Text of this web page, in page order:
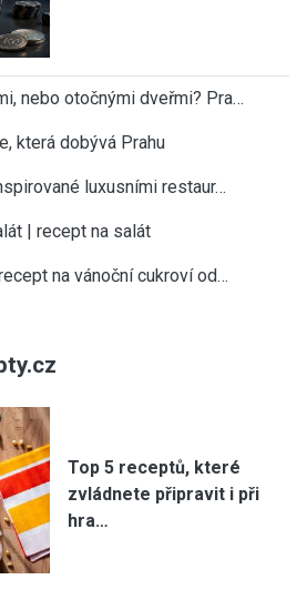
nebo otočnými dveřmi? Pra…
která dobývá Prahu
luxusními restaur…
| recept na salát
na vánoční cukroví od…
Top 5 receptů, které
zvládnete připravit i při
hra…